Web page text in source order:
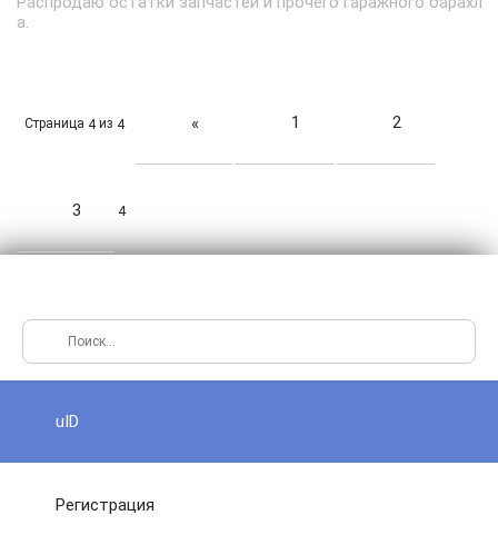
а.
Страница 4из 4 « 1 2
3 4
uID
Регистрация